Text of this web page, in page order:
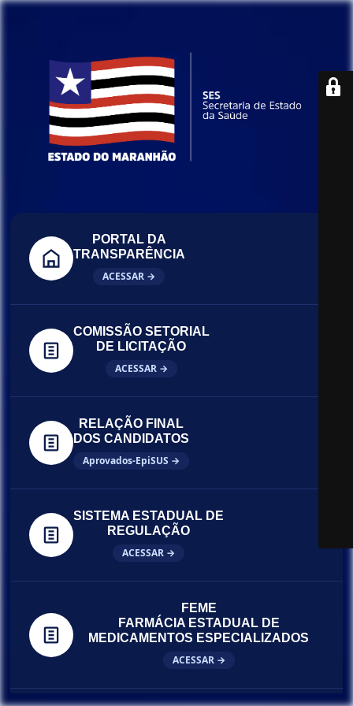
PORTAL DA
TRANSPARÊNCIA
ACESSAR →
COMISSÃO SETORIAL
DE LICITAÇÃO
ACESSAR →
RELAÇÃO FINAL
DOS CANDIDATOS
Aprovados-EpiSUS →
SISTEMA ESTADUAL DE
REGULAÇÃO
ACESSAR →
FEME
FARMÁCIA ESTADUAL DE
MEDICAMENTOS ESPECIALIZADOS
ACESSAR →